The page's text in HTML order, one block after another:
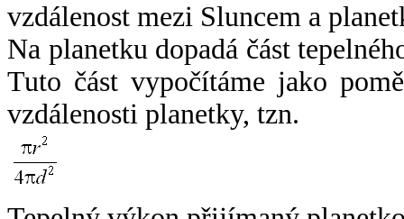
vzdálenost mezi Sluncem a
Na planetku dopadá část
Tuto část vypočítáme jako
vzdálenosti planetky, tzn.